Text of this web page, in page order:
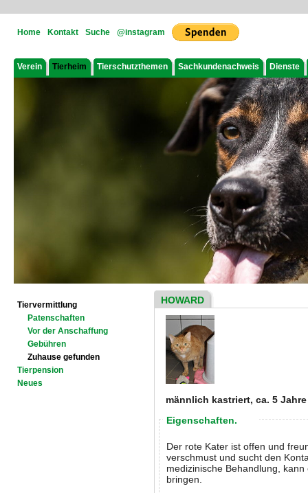
Home Kontakt Suche @instagram
Verein Tierheim Tierschutzthemen Sachkundenachweis Dienste
Tiervermittlung
Patenschaften
Vor der Anschaffung
Gebühren
Zuhause gefunden
Tierpension
Neues
HOWARD
männlich kastriert, ca. 5 Jahre
Eigenschaften.
Der rote Kater ist offen und
verschmust und sucht den
medizinische Behandlung,
bringen.